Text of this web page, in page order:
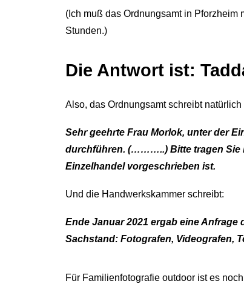
(Ich muß das Ordnungsamt in
Stunden.)
Die Antwort ist:
Also, das Ordnungsamt schreibt natürlich
Sehr geehrte Frau Morlok, unter der
durchführen. (………..) Bitte tragen Sie
Einzelhandel vorgeschrieben ist.
Und die Handwerkskammer schreibt:
Ende Januar 2021 ergab eine
Sachstand: Fotografen, Videografen,
Für Familienfotografie outdoor ist es